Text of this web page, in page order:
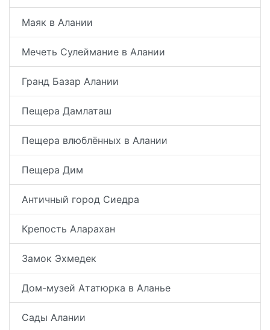
Маяк в Алании
Мечеть Сулеймание в Алании
Гранд Базар Алании
Пещера Дамлаташ
Пещера влюблённых в Алании
Пещера Дим
Античный город Сиедра
Крепость Аларахан
Замок Эхмедек
Дом-музей Ататюрка в Аланье
Сады Алании